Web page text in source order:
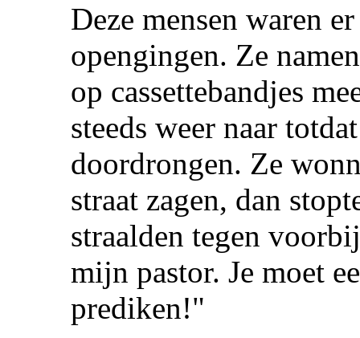
Deze mensen waren
opengingen. Ze
op cassettebandjes
steeds weer naar
doordrongen. Ze
straat zagen, dan
straalden tegen
mijn pastor. Je moet
prediken!"